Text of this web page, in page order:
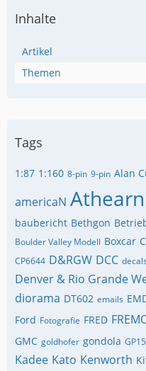
Inhalte
Artikel
Themen
Tags
1:87 1:160 8-pin 9-pin Alan
americaN Athearn
baubericht Bethgon
Boulder Valley Modell Boxcar
CP6644 D&RGW DCC decals
Denver & Rio Grande
diorama DT602 emails
Ford Fotografie FRED
GMC goldhofer gondola
Kadee Kato Kenworth